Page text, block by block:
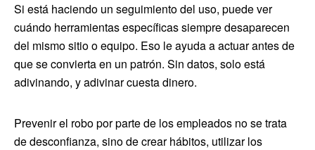
Si está haciendo un seguimiento del uso, puede ver
cuándo herramientas específicas siempre desaparecen
del mismo sitio o equipo. Eso le ayuda a actuar antes de
que se convierta en un patrón. Sin datos, solo está
adivinando, y adivinar cuesta dinero.
Prevenir el robo por parte de los empleados no se trata
de desconfianza, sino de crear hábitos, utilizar los